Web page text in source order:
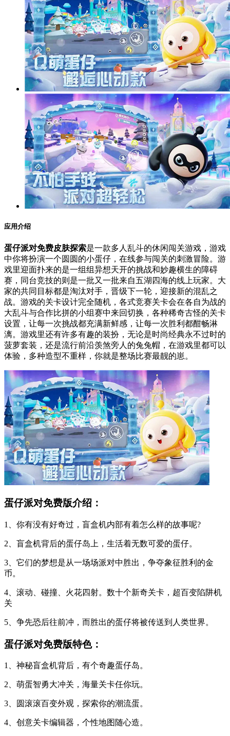
应用介绍
蛋仔派对免费皮肤探索是一款多人乱斗的休闲闯关游戏，游戏
中你将扮演一个圆圆的小蛋仔，在线参与闯关的刺激冒险。游
戏里迎面扑来的是一组组异想天开的挑战和妙趣横生的障碍
赛，同台竞技的则是一批又一批来自五湖四海的线上玩家。大
家的共同目标都是淘汰对手，晋级下一轮，迎接新的混乱之
战。游戏的关卡设计完全随机，各式竞赛关卡会在各自为战的
大乱斗与合作比拼的小组赛中来回切换，各种稀奇古怪的关卡
设置，让每一次挑战都充满新鲜感，让每一次胜利都酣畅淋
漓。游戏里还有许多有趣的装扮，无论是时尚经典永不过时的
菠萝套装，还是流行前沿羡煞旁人的兔兔帽，在游戏里都可以
体验，多种造型不重样，你就是整场比赛最靓的崽。
蛋仔派对免费版介绍：
1、你有没有好奇过，盲盒机内部有着怎么样的故事呢?
2、盲盒机背后的蛋仔岛上，生活着无数可爱的蛋仔。
3、它们的梦想是从一场场派对中胜出，争夺象征胜利的金
币。
4、滚动、碰撞、火花四射。数十个新奇关卡，超百变陷阱机
关
5、争先恐后往前冲，而胜出的蛋仔将被传送到人类世界。
蛋仔派对免费版特色：
1、神秘盲盒机背后，有个奇趣蛋仔岛。
2、萌蛋智勇大冲关，海量关卡任你玩。
3、圆滚滚百变外观，探索你的潮流蛋。
4、创意关卡编辑器，个性地图随心造。